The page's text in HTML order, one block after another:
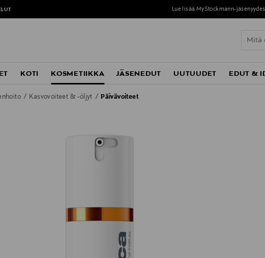
Lue lisää MyStockmann-
KOTI KOSMETIIKKA JÄSENEDUT UUTUUDET EDUT &
Kasvovoiteet & -öljyt Päivävoiteet